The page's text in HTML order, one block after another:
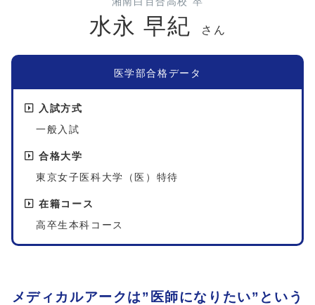
水永 早紀 さん
医学部合格データ
入試方式
一般入試
合格大学
東京女子医科大学（医）特待
在籍コース
高卒生本科コース
メディカルアークは”医師になりたい”という